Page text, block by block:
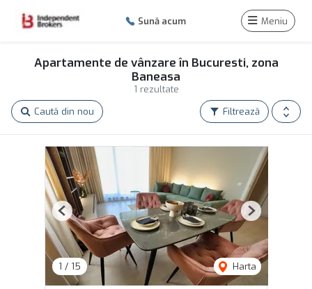
Sună acum Meniu
1 rezultate
Apartamente de vânzare în Bucuresti, zona
Baneasa
Filtrează
Caută din nou
1 / 15 Harta
Previous Next